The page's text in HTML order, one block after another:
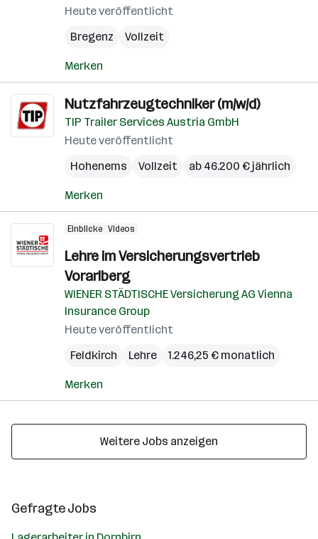
Heute veröffentlicht
Bregenz
Vollzeit
Merken
Nutzfahrzeugtechniker (m/w/d)
TIP Trailer Services Austria GmbH
Heute veröffentlicht
Hohenems
Vollzeit ab 46.200 € jährlich
Merken
Einblicke Videos
Lehre im Versicherungsvertrieb
Vorarlberg
WIENER STÄDTISCHE Versicherung AG Vienna
Insurance Group
Heute veröffentlicht
Feldkirch
Lehre 1.246,25 € monatlich
Merken
Weitere Jobs anzeigen
Gefragte Jobs